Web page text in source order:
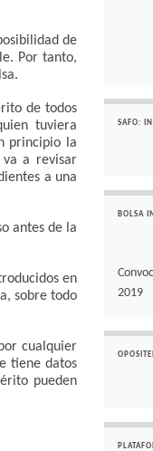
de
Por tanto,
de todos
tuviera
principio la
a revisar
a una
antes de la
en
sobre todo
cualquier
tiene datos
pueden
SAFO:
BOLSA
2019